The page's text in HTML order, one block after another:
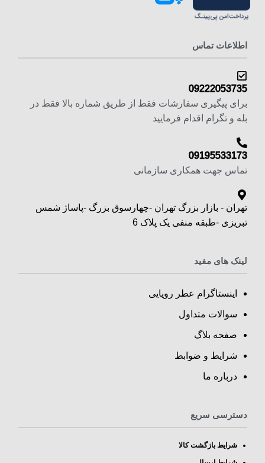
اطلاعات تماس
09222053735
برای پیگیری سفارشات فقط از طریق شماره بالا فقط در
بله و تگرام اقدام فرمایید
09195533173
تماس جهت همکاری سازمانی
تهران - بازار بزرگ تهران -چهارسوق بزرگ -پاساژ شمس
تبریزی -طبقه منفی یک پلاک 6
لینک های مفید
اینستاگرام عطر رویایی
سوالات متداول
صفحه بلاگ
شرایط و ضوابط
درباره ما
دسترسی سریع
شرایط بازگشت کالا